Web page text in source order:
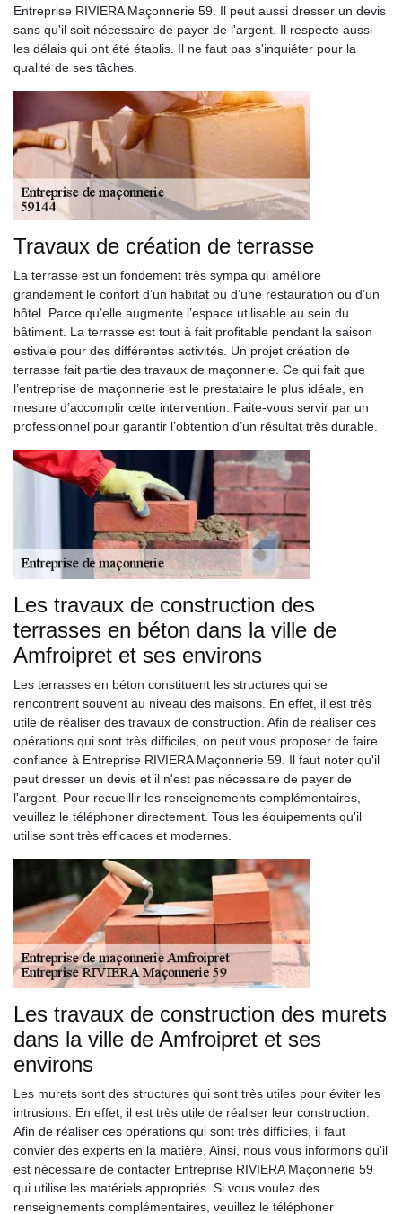
Entreprise RIVIERA Maçonnerie 59. Il peut aussi dresser un devis
sans qu'il soit nécessaire de payer de l'argent. Il respecte aussi
les délais qui ont été établis. Il ne faut pas s'inquiéter pour la
qualité de ses tâches.
Travaux de création de terrasse
La terrasse est un fondement très sympa qui améliore
grandement le confort d’un habitat ou d’une restauration ou d’un
hôtel. Parce qu’elle augmente l’espace utilisable au sein du
bâtiment. La terrasse est tout à fait profitable pendant la saison
estivale pour des différentes activités. Un projet création de
terrasse fait partie des travaux de maçonnerie. Ce qui fait que
l’entreprise de maçonnerie est le prestataire le plus idéale, en
mesure d’accomplir cette intervention. Faite-vous servir par un
professionnel pour garantir l’obtention d’un résultat très durable.
Les travaux de construction des
terrasses en béton dans la ville de
Amfroipret et ses environs
Les terrasses en béton constituent les structures qui se
rencontrent souvent au niveau des maisons. En effet, il est très
utile de réaliser des travaux de construction. Afin de réaliser ces
opérations qui sont très difficiles, on peut vous proposer de faire
confiance à Entreprise RIVIERA Maçonnerie 59. Il faut noter qu'il
peut dresser un devis et il n'est pas nécessaire de payer de
l'argent. Pour recueillir les renseignements complémentaires,
veuillez le téléphoner directement. Tous les équipements qu'il
utilise sont très efficaces et modernes.
Les travaux de construction des murets
dans la ville de Amfroipret et ses
environs
Les murets sont des structures qui sont très utiles pour éviter les
intrusions. En effet, il est très utile de réaliser leur construction.
Afin de réaliser ces opérations qui sont très difficiles, il faut
convier des experts en la matière. Ainsi, nous vous informons qu'il
est nécessaire de contacter Entreprise RIVIERA Maçonnerie 59
qui utilise les matériels appropriés. Si vous voulez des
renseignements complémentaires, veuillez le téléphoner